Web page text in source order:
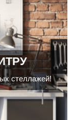
стеллажей!